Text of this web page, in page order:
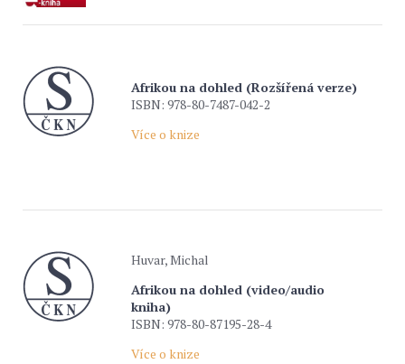
Afrikou na dohled (Rozšířená verze)
ISBN: 978-80-7487-042-2
Více o knize
Huvar, Michal
Afrikou na dohled (video/audio
kniha)
ISBN: 978-80-87195-28-4
Více o knize